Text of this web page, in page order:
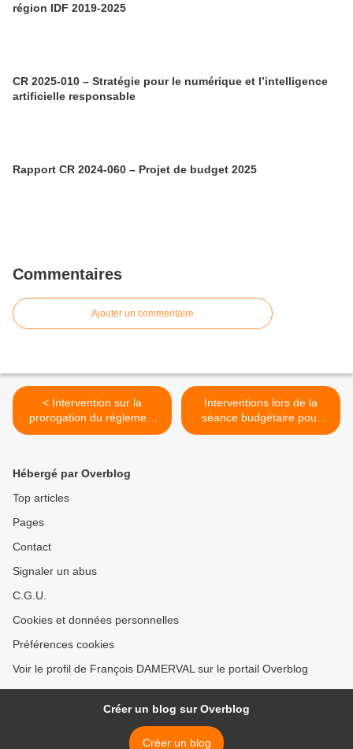
région IDF 2019-2025
CR 2025-010 – Stratégie pour le numérique et l’intelligence
artificielle responsable
Rapport CR 2024-060 – Projet de budget 2025
Commentaires
Ajouter un commentaire
< Intervention sur la
prorogation du réglement
budgétaire et financier
Interventions lors de la
séance budgétaire pour
2022 >
Hébergé par Overblog
Top articles
Pages
Contact
Signaler un abus
C.G.U.
Cookies et données personnelles
Préférences cookies
Voir le profil de François DAMERVAL sur le portail Overblog
Créer un blog sur Overblog
Créer un blog